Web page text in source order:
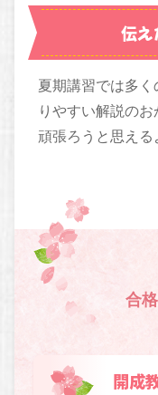
伝え
夏期講習では多
りやすい解説の
頑張ろうと思える
合
開成